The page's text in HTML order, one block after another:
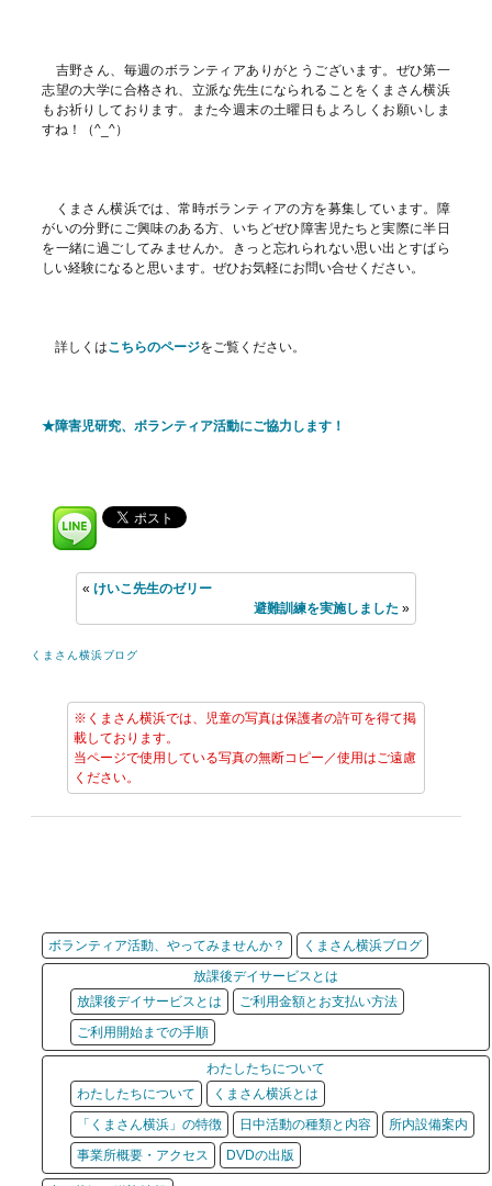
吉野さん、毎週のボランティアありがとうございます。ぜひ第一
志望の大学に合格され、立派な先生になられることをくまさん横浜
もお祈りしております。また今週末の土曜日もよろしくお願いしま
すね！（^_^）
くまさん横浜では、常時ボランティアの方を募集しています。障
がいの分野にご興味のある方、いちどぜひ障害児たちと実際に半日
を一緒に過ごしてみませんか。きっと忘れられない思い出とすばら
しい経験になると思います。ぜひお気軽にお問い合せください。
詳しくはこちらのページをご覧ください。
★障害児研究、ボランティア活動にご協力します！
«けいこ先生のゼリー
避難訓練を実施しました »
くまさん横浜ブログ
※くまさん横浜では、児童の写真は保護者の許可を得て掲
載しております。
当ページで使用している写真の無断コピー／使用はご遠慮
ください。
ボランティア活動、やってみませんか？
くまさん横浜ブログ
放課後デイサービスとは
放課後デイサービスとは
ご利用金額とお支払い方法
ご利用開始までの手順
わたしたちについて
わたしたちについて
くまさん横浜とは
「くまさん横浜」の特徴
日中活動の種類と内容
所内設備案内
事業所概要・アクセス
DVDの出版